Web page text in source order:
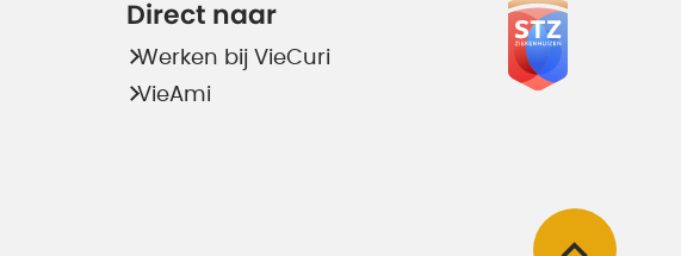
Direct naar
Werken bij VieCuri
VieAmi